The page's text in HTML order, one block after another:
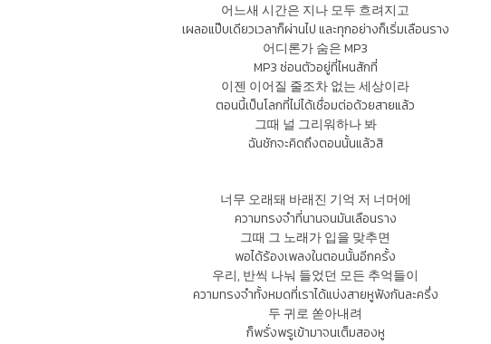
어느새 시간은 지나 모두 흐려지고
เผลอแป๊บเดียวเวลาก็ผ่านไป และทุกอย่างก็เริ่มเลือนราง
어디론가 숨은 MP3
MP3 ซ่อนตัวอยู่ที่ไหนสักที่
이젠 이어질 줄조차 없는 세상이라
ตอนนี้เป็นโลกที่ไม่ได้เชื่อมต่อด้วยสายแล้ว
그때 널 그리워하나 봐
ฉันชักจะคิดถึงตอนนั้นแล้วสิ
너무 오래돼 바래진 기억 저 너머에
ความทรงจำที่นานจนมันเลือนราง
그때 그 노래가 입을 맞추면
พอได้ร้องเพลงในตอนนั้นอีกครั้ง
우리, 반씩 나눠 들었던 모든 추억들이
ความทรงจำทั้งหมดที่เราได้แบ่งสายหูฟังกันละครึ่ง
두 귀로 쏟아내려
ก็พรั่งพรูเข้ามาจนเต็มสองหู